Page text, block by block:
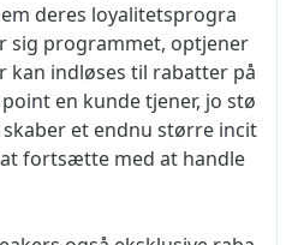
deres loyalitetsprogra
sig programmet, optjener
kan indløses til rabatter på
en kunde tjener, jo stø
et endnu større incit
fortsætte med at handle